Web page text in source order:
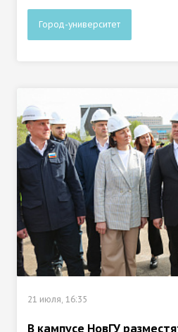
Город-университет
21 июля, 16:35
В кампусе НовГУ